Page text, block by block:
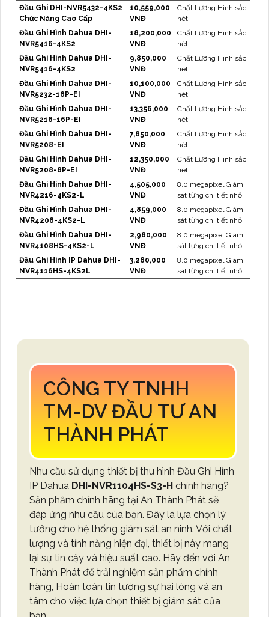
Đầu Ghi DHI-NVR5432-4KS2
Chức Năng Cao Cấp
10,559,000
VNĐ
Chất Lượng Hình sắc
nét
Đầu Ghi Hình Dahua DHI-
NVR5416-4KS2
18,200,000
VNĐ
Chất Lượng Hình sắc
nét
Đầu Ghi Hình Dahua DHI-
NVR5416-4KS2
9,850,000
VNĐ
Chất Lượng Hình sắc
nét
Đầu Ghi Hình Dahua DHI-
NVR5232-16P-EI
10,100,000
VNĐ
Chất Lượng Hình sắc
nét
Đầu Ghi Hình Dahua DHI-
NVR5216-16P-EI
13,356,000
VNĐ
Chất Lượng Hình sắc
nét
Đầu Ghi Hình Dahua DHI-
NVR5208-EI
7,850,000
VNĐ
Chất Lượng Hình sắc
nét
Đầu Ghi Hình Dahua DHI-
NVR5208-8P-EI
12,350,000
VNĐ
Chất Lượng Hình sắc
nét
Đầu Ghi Hình Dahua DHI-
NVR4216-4KS2-L
4,505,000
VNĐ
8.0 megapixel Giám
sát từng chi tiết nhỏ
Đầu Ghi Hình Dahua DHI-
NVR4208-4KS2-L
4,859,000
VNĐ
8.0 megapixel Giám
sát từng chi tiết nhỏ
Đầu Ghi Hình Dahua DHI-
NVR4108HS-4KS2-L
2,980,000
VNĐ
8.0 megapixel Giám
sát từng chi tiết nhỏ
Đầu Ghi Hình IP Dahua DHI-
NVR4116HS-4KS2L
3,280,000
VNĐ
8.0 megapixel Giám
sát từng chi tiết nhỏ
CÔNG TY TNHH
TM-DV ĐẦU TƯ AN
THÀNH PHÁT
Nhu cầu sử dụng thiết bị thu hình Đầu Ghi Hình
IP Dahua DHI-NVR1104HS-S3-H chính hãng?
Sản phẩm chính hãng tại An Thành Phát sẽ
đáp ứng nhu cầu của bạn. Đây là lựa chọn lý
tưởng cho hệ thống giám sát an ninh. Với chất
lượng và tính năng hiện đại, thiết bị này mang
lại sự tin cậy và hiệu suất cao. Hãy đến với An
Thành Phát để trải nghiệm sản phẩm chính
hãng, Hoàn toàn tin tưởng sự hài lòng và an
tâm cho việc lựa chọn thiết bị giám sát của